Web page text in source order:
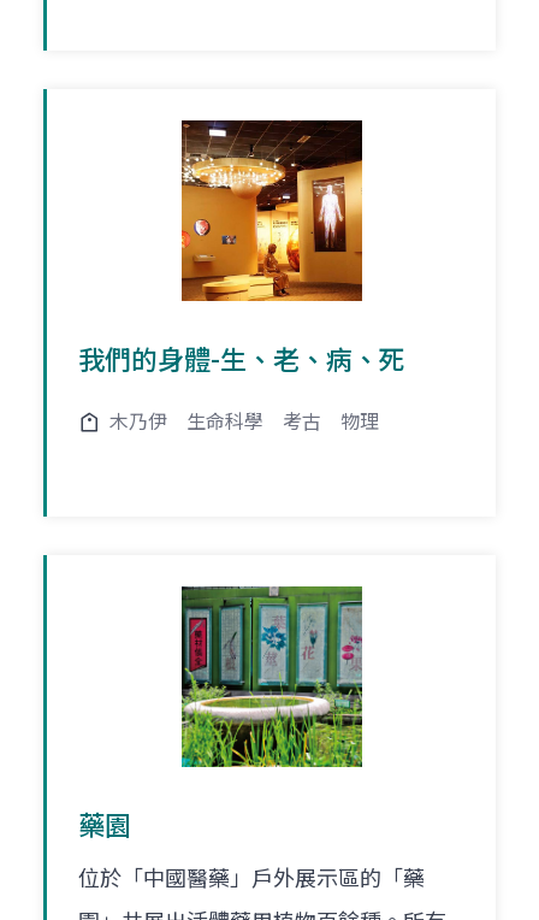
我們的身體-生、老、病、死
木乃伊 生命科學 考古 物理
藥園
位於「中國醫藥」戶外展示區的「藥